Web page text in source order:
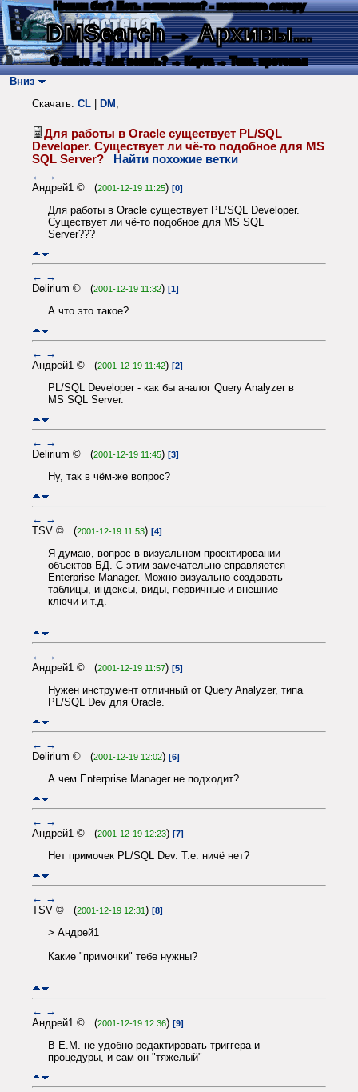
Нашли баг? Есть пожелания? - напишите автору
DMSearch→ Архивы...
О сайте → Как искать? → Карта → Текс. протокол
Вниз
Скачать: CL DM ;
Для работы в Oracle существует PL/SQL
Developer. Существует ли чё-то подобное для MS
SQL Server?
Найти похожие ветки
← →
Андрей1 © (2001-12-19 11:25) [0]
Для работы в Oracle существует PL/SQL Developer.
Существует ли чё-то подобное для MS SQL
Server???
← →
Delirium © (2001-12-19 11:32) [1]
А что это такое?
← →
Андрей1 © (2001-12-19 11:42) [2]
PL/SQL Developer - как бы аналог Query Analyzer в
MS SQL Server.
← →
Delirium © (2001-12-19 11:45) [3]
Ну, так в чём-же вопрос?
← →
TSV © (2001-12-19 11:53) [4]
Я думаю, вопрос в визуальном проектировании
объектов БД. С этим замечательно справляется
Enterprise Manager. Можно визуально создавать
таблицы, индексы, виды, первичные и внешние
ключи и т.д.
← →
Андрей1 © (2001-12-19 11:57) [5]
Нужен инструмент отличный от Query Analyzer, типа
PL/SQL Dev для Oracle.
← →
Delirium © (2001-12-19 12:02) [6]
А чем Enterprise Manager не подходит?
← →
Андрей1 © (2001-12-19 12:23) [7]
Нет примочек PL/SQL Dev. Т.е. ничё нет?
← →
TSV © (2001-12-19 12:31) [8]
> Андрей1
Какие "примочки" тебе нужны?
← →
Андрей1 © (2001-12-19 12:36) [9]
В E.M. не удобно редактировать триггера и
процедуры, и сам он "тяжелый"